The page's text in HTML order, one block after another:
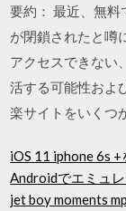
要約： 最近、無
が閉鎖されたと噂
アクセスできない
活する可能性およ
楽サイトをいくつ
iOS 11 iphone 6s
Androidでエミュ
jet boy moments